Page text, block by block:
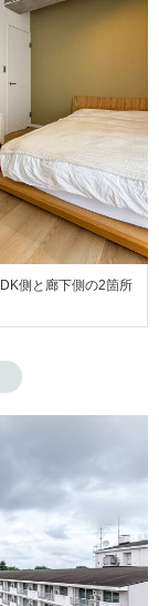
側と廊下側の2箇所